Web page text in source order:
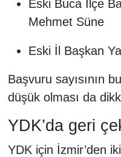
Eski Buca İlçe
Mehmet Süne
Eski İl Başkan
Başvuru sayısının
düşük olması da
YDK’da geri
YDK için İzmir’den